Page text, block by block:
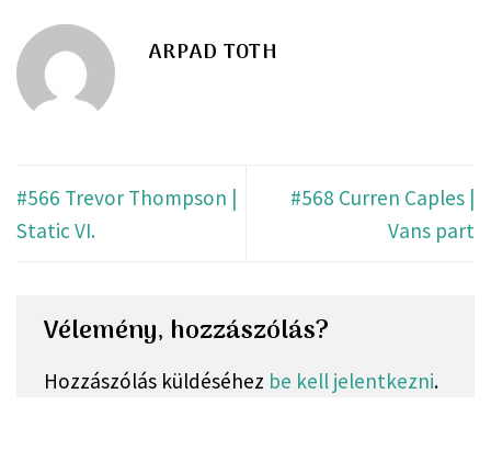
ARPAD TOTH
#566 Trevor Thompson |
Static VI.
#568 Curren Caples |
Vans part
Vélemény, hozzászólás?
Hozzászólás küldéséhez be kell jelentkezni.